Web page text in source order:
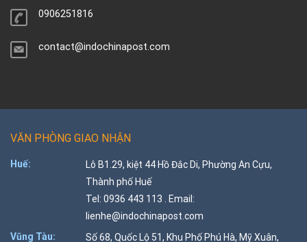
0906251816
contact@indochinapost.com
VĂN PHÒNG GIAO NHẬN
Huế:
Lô B1.29, kiệt 44 Hồ Đắc Di, Phường An Cựu,
Thành phố Huế
Tel: 0936 443 113 . Email:
lienhe@indochinapost.com
Vũng Tàu:
Số 68, Quốc Lộ 51, Khu Phố Phú Hà, Mỹ Xuân,